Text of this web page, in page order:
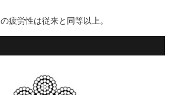
疲労性は従来と同等以上。